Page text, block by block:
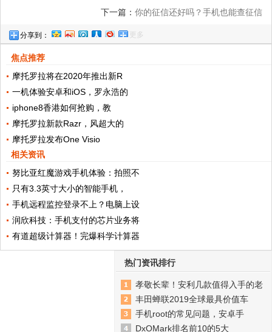
下一篇： 你的征信还好吗？手机也能查征信
分享到： 更多
焦点推荐
摩托罗拉将在2020年推出新R
一机体验安卓和iOS，罗永浩的
iphone8香港如何抢购，教
摩托罗拉新款Razr，风超大的
摩托罗拉发布One Visio
相关资讯
努比亚红魔游戏手机体验：拍照不
只有3.3英寸大小的智能手机，
手机远程监控登录不上？电脑上设
润欣科技：手机支付的芯片业务将
有道超级计算器！完爆科学计算器
热门资讯排行
孝敬长辈！安利几款值得入手的老
丰田蝉联2019全球最具价值车
手机root的常见问题，安卓手
DxOMark排名前10的5大